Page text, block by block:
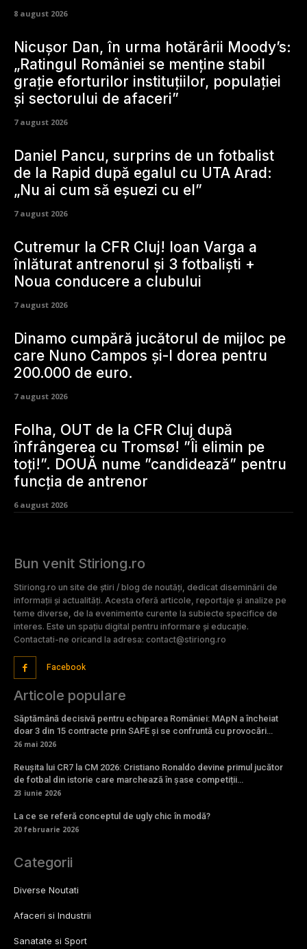
8 august 2026
Nicușor Dan, în urma hotărârii Moody’s:
„Ratingul României se menține stabil
grație eforturilor instituțiilor, populației
și sectorului de afaceri”
7 august 2026
Daniel Pancu, surprins de un fotbalist
de la Rapid după egalul cu UTA Arad:
„Nu ai cum să eșuezi cu el”
7 august 2026
Cutremur la CFR Cluj! Ioan Varga a
înlăturat antrenorul și 3 fotbaliști +
Noua conducere a clubului
7 august 2026
Dinamo cumpără jucătorul de mijloc pe
care Nuno Campos și-l dorea pentru
200.000 de euro.
7 august 2026
Folha, OUT de la CFR Cluj după
înfrângerea cu Tromsø! ”Îi elimin pe
toți!”. DOUĂ nume ”candidează” pentru
funcția de antrenor
6 august 2026
Bun venit Stiriong.ro
Stiriong.ro un site de știri / blog de noutăți, dedicat diseminării de
informații și actualități. Acesta oferă articole, reportaje și analize pe
teme diverse, de la evenimente curente la subiecte specifice de
interes. Este un spațiu digital pentru informare și educație.
Contactati-ne oricand la adresa: contact@stiriong.ro
Facebook
Articole populare
Săptămână decisivă pentru echiparea României: MApN a încheiat
doar 3 din 15 contracte prin SAFE și se confruntă cu provocări…
26 mai 2026
Reușita lui CR7 la CM 2026: Cristiano Ronaldo devine primul jucător
de fotbal din istorie care marchează în șase competiții…
23 iunie 2026
La ce se referă conceptul de ugly chic în modă?
20 februarie 2026
Categorii
Diverse Noutati
Afaceri si Industrii
Sanatate si Sport